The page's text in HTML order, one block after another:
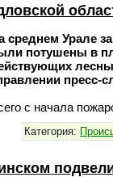
среднем Урале
потушены в
пресс-
с начала
Категория: